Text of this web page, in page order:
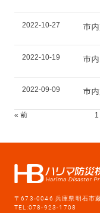
2022-10-27 市
2022-10-19 市
2022-09-09 市
« 前 1
〒673-0046 兵庫県明石市
TEL:078-923-1708